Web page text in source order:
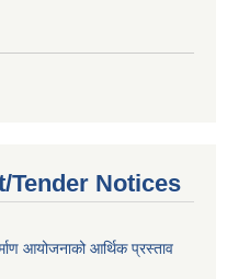
Tender Notices
आयोजनाको आर्थिक प्रस्ताव